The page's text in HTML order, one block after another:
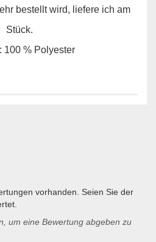
bestellt wird, liefere ich am
Stück.
100 % Polyester
vorhanden. Seien Sie der
um eine Bewertung abgeben zu